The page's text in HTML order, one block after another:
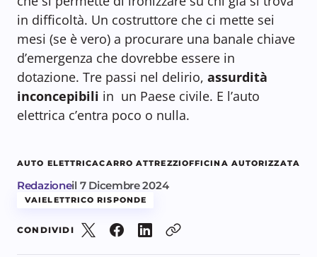
in difficoltà. Un costruttore che ci mette sei
mesi (se è vero) a procurare una banale chiave
d’emergenza che dovrebbe essere in
dotazione. Tre passi nel delirio, assurdità
inconcepibili in un Paese civile. E l’auto
elettrica c’entra poco o nulla.
AUTO ELETTRICACARRO ATTREZZIOFFICINA AUTORIZZATA
Redazioneil 7 Dicembre 2024
VAIELETTRICO RISPONDE
CONDIVIDI